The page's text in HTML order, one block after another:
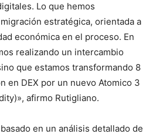
Lo que hemos
estratégica, orientada a
económica en el proceso. En
realizando un intercambio
que estamos transformando 8
en DEX por un nuevo Atomico 3
afirmo Rutigliano.
en un análisis detallado de